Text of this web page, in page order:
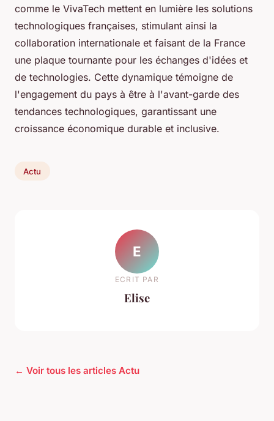
comme le VivaTech mettent en lumière les solutions
technologiques françaises, stimulant ainsi la
collaboration internationale et faisant de la France
une plaque tournante pour les échanges d'idées et
de technologies. Cette dynamique témoigne de
l'engagement du pays à être à l'avant-garde des
tendances technologiques, garantissant une
croissance économique durable et inclusive.
Actu
E
ECRIT PAR
Elise
← Voir tous les articles Actu